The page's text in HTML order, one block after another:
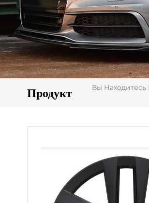
Продукт Вы Находитесь